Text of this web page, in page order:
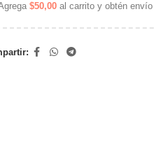
$50,00 al carrito y obtén